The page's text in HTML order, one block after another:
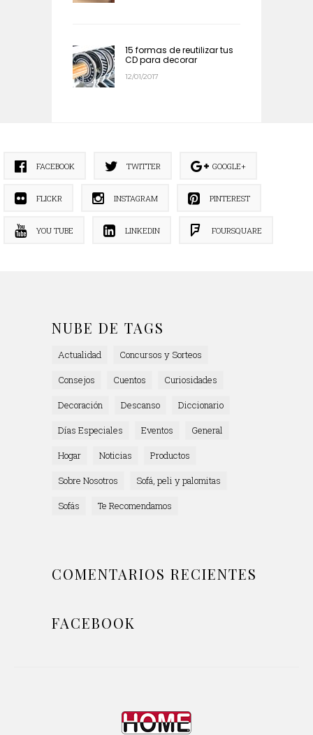
15 formas de reutilizar tus
CD para decorar
12/01/2017
FACEBOOK TWITTER GOOGLE+
FLICKR INSTAGRAM PINTEREST
YOU TUBE LINKEDIN FOURSQUARE
NUBE DE TAGS
Actualidad
Concursos y Sorteos
Consejos
Cuentos
Curiosidades
Decoración
Descanso
Diccionario
Días Especiales
Eventos
General
Hogar
Noticias
Productos
Sobre Nosotros
Sofá, peli y palomitas
Sofás
Te Recomendamos
COMENTARIOS RECIENTES
FACEBOOK